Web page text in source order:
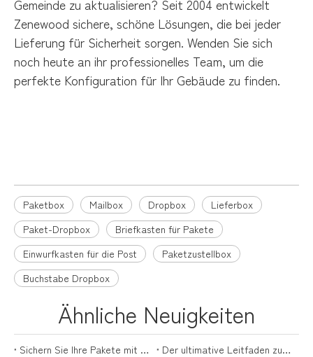
Gemeinde zu aktualisieren? Seit 2004 entwickelt
Zenewood sichere, schöne Lösungen, die bei jeder
Lieferung für Sicherheit sorgen. Wenden Sie sich
noch heute an ihr professionelles Team, um die
perfekte Konfiguration für Ihr Gebäude zu finden.
Paketbox Mailbox Dropbox
Lieferbox
Paket-Dropbox
Briefkasten für Pakete
Einwurfkasten für die Post
Paketzustellbox
Buchstabe Dropbox
Ähnliche Neuigkeiten
Sichern Sie Ihre Pakete mit Stil: Der ultimative Leitfaden für Paketboxen
Der ultimative Leitfaden zur Auswahl der perfekten Versandbox für Pakete